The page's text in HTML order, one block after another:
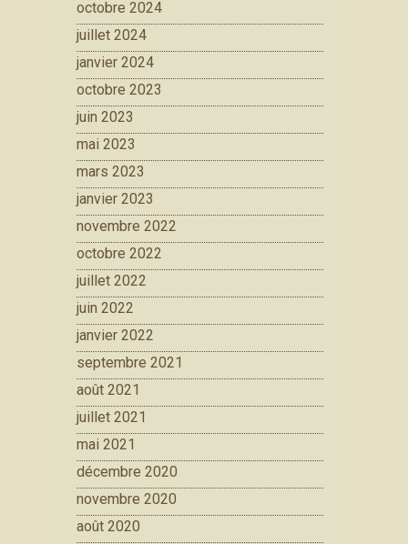
octobre 2024
juillet 2024
janvier 2024
octobre 2023
juin 2023
mai 2023
mars 2023
janvier 2023
novembre 2022
octobre 2022
juillet 2022
juin 2022
janvier 2022
septembre 2021
août 2021
juillet 2021
mai 2021
décembre 2020
novembre 2020
août 2020